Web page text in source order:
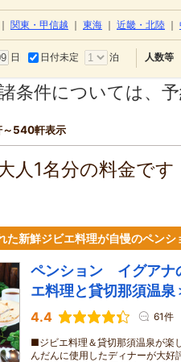
関東・甲信越 東海 近畿・北陸
日 日付未定 泊 人数等
条件については、
～540軒表示
人1名分の料金で
た新鮮ジビエ料理が自慢のペンシ
ペンション イグア
エ料理と貸切那須温泉
4.4 61件
■ジビエ料理＆貸切那須温泉が楽
んだんに使用したディナーが大好